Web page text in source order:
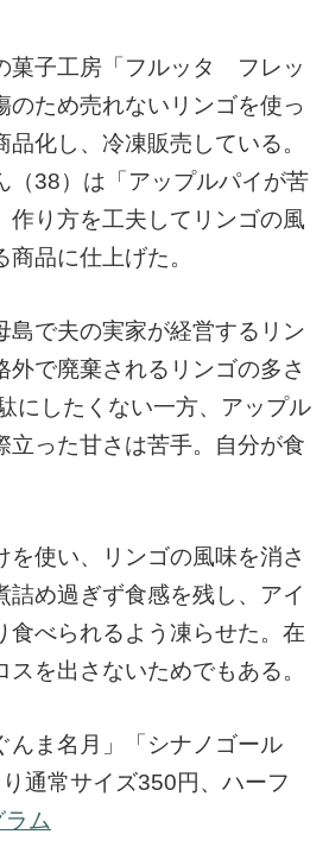
菓子工房「フルッタ フレッ
のため売れないリンゴを使っ
化し、冷凍販売している。
（38）は「アップルパイが苦
作り方を工夫してリンゴの風
品に仕上げた。
島で夫の実家が経営するリン
外で廃棄されるリンゴの多さ
にしたくない一方、アップル
立った甘さは苦手。自分が食
を使い、リンゴの風味を消さ
詰め過ぎず食感を残し、アイ
食べられるよう凍らせた。在
を出さないためでもある。
んま名月」「シナノゴール
通常サイズ350円、ハーフ
ラム